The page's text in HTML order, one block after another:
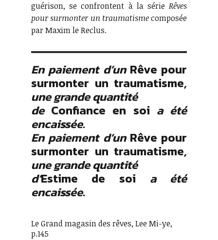
guérison, se confrontent à la sérieRêves
pour surmonter un traumatismecomposée
par Maxim le Reclus.
En paiement d’un Rêve pour
surmonter un traumatisme,
une grande quantité
de Confiance en soi a été
encaissée.
En paiement d’un Rêve pour
surmonter un traumatisme,
une grande quantité
d’Estime de soi a été
encaissée.
Le Grand magasin des rêves, Lee Mi-ye,
p.145